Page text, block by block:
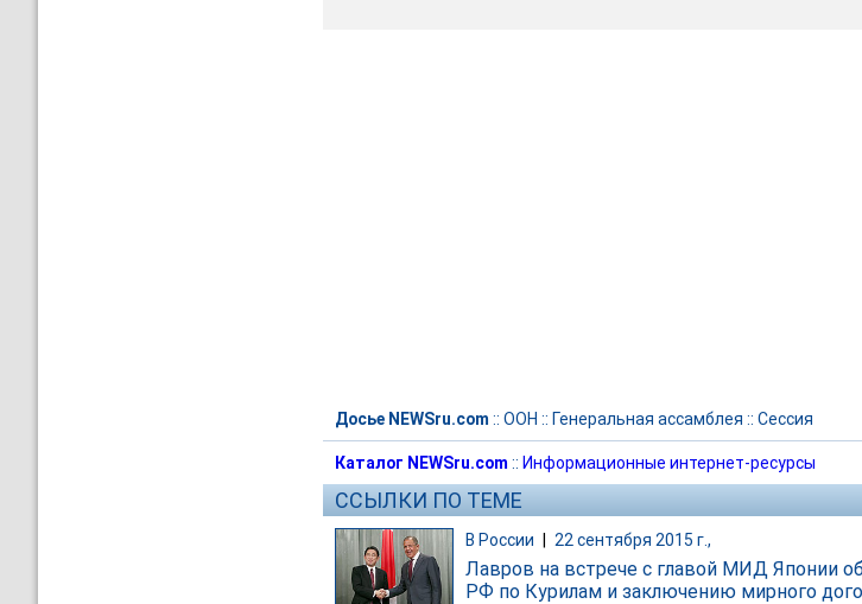
Досье NEWSru.com :: ООН :: Генеральная ассамблея :: Сессия
Каталог NEWSru.com :: Информационные интернет-ресурсы
ССЫЛКИ ПО ТЕМЕ
В России 22 сентября 2015 г.,
Лавров на встрече с главой МИД Японии
РФ по Курилам и заключению мирного